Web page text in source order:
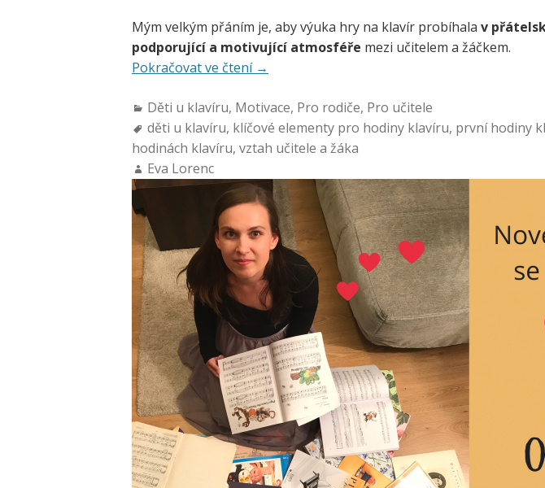
Mým velkým přáním je, aby výuka hry na klavír probíhala v
podporující a motivující atmosféře mezi učitelem a žáčkem.
Pokračovat ve čtení →
Děti u klavíru, Motivace, Pro rodiče, Pro učitele
děti u klavíru, klíčové elementy pro hodiny klavíru, první hodiny
hodinách klavíru, vztah učitele a žáka
Eva Lorenc